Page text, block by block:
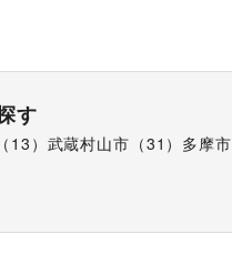
す
（ 13 ） 武蔵村山市 （31 ） 多摩市